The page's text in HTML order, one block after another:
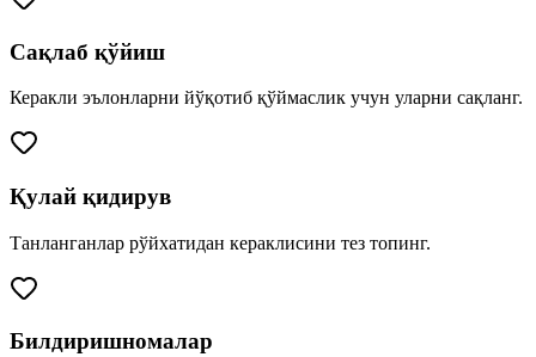
Сақлаб қўйиш
Керакли эълонларни йўқотиб қўймаслик учун уларни сақланг.
Қулай қидирув
Танланганлар рўйхатидан кераклисини тез топинг.
Билдиришномалар